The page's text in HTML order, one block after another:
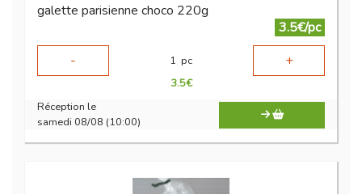
galette parisienne choco 220g
3.5€/pc
-
1 pc +
3.5€
Réception le
samedi 08/08 (10:00)